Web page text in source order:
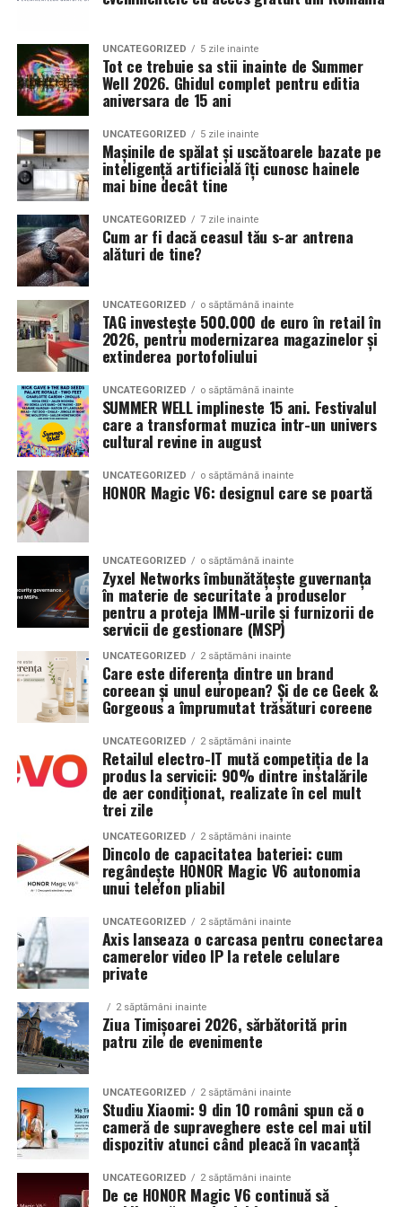
dimensiune compactă;
experiență constantă.
Pentru utilizatorii care caută simplitate, este una dintre
cele mai accesibile opțiuni.
Limitările produsului
În același timp, există și limitări importante:
nu poate fi reîncărcat;
nu poate fi reumplut;
nu permite personalizare;
durată limitată de utilizare;
cost repetitiv în timp.
Este un produs de unică folosință, iar acest lucru trebuie
înțeles clar înainte de utilizare.
Exemple de utilizare
ELF BAR 600 este folosit în general:
pentru utilizare ocazională;
în deplasări;
ca soluție rapidă și fără complicații;
de către utilizatori care nu doresc sisteme
complexe.
Nu este conceput pentru:
utilizare pe termen lung fără pauze;
personalizare sau reglaje;
înlocuirea completă a altor sisteme mai avansate.
Diferențe față de alte dispozitive
Comparativ cu alte dispozitive:
ELF BAR 600:
simplu;
compact;
fără mentenanță;
Alte sisteme:
reîncărcabile;
personalizabile;
mai eficiente pe termen lung.
15 ani sau chiar mai mult, fără a necesita întreținere
înlocuire și întreținere, făcând carafturile metalice să
fie mai eficiente din punct de vedere financiardecât
PAL-ul.
Astfel, atunci când se face o analiză cost-beneficiu pe o
perioadă de 10 ani, metalul iese clar în avantaj, datorită
durabilității și stabilității sale.
Rezistența la sarcini punctuale
(cărți masive de artă sau
enciclopedii)
Un alt criteriu esențial estecapacitatea de susținere a
greutății, în special în cazul cărților grele, albumelor
foto sau enciclopediilor voluminoase. Rafturile din PAL
au limite de rezistență, iar suprasarcina poate provoca
încovoiere sau deformare permanentă. Aceasta se
întâmplă mai ales la rafturile lungi sau subțiri, unde
distanța dintre suporturi accentuează problema.
Rafturi metalice, prin natura materialului, sunt mult
mai rigide și rezistente. Ele pot susține sarcini punctuale
utilizării pe termen lung. Chiar și când sunt încărcate cu
colecții masive, metalul își păstrează forma și
stabilitatea, ceea ce protejează atât cărțile, cât și
structura în sine.
Prin urmare, pentru biblioteci cu cărți grele sau spații de
depozitare care necesită suport pentru obiecte
voluminoase,rafturile metalice sunt soluția sigură, în
timp ce rafturile din PAL pot necesita întăriri sau
limitarea greutății.
Ușurința la mutare – De câte ori
poți dezasambla rafturi
metalice fără să se strice?
Flexibilitatea și posibilitatea de a muta mobilierul sunt
aspecte practice, mai ales în birouri, spații de depozitare
modulare sau locuințe în care mobilierul este
reconfigurat frecvent. Rafturile din PAL sunt sensibile la
dezasamblări repetate; șuruburile se pot slăbi, plăcile se
pot crăpa sau marginile se pot exfolia după câteva
mutări.
Rafturile metalice, în schimb, sunt proiectate pentru
montări și demontări repetate, fără pierderi de
stabilitate sau deformări. Sistemele modulare permit
relocarea rapidă, ajustarea înălțimii polițelor și
adăugarea de elemente suplimentare, păstrând
integritatea structurii. Această caracteristică face
UNCATEGORIZED 5 zile inainte
Tot ce trebuie sa stii inainte de Summer
Well 2026. Ghidul complet pentru editia
aniversara de 15 ani
UNCATEGORIZED 5 zile inainte
Mașinile de spălat și uscătoarele bazate pe
inteligență artificială îți cunosc hainele
mai bine decât tine
UNCATEGORIZED 7 zile inainte
Cum ar fi dacă ceasul tău s-ar antrena
alături de tine?
UNCATEGORIZED o săptămână inainte
TAG investește 500.000 de euro în retail în
2026, pentru modernizarea magazinelor și
extinderea portofoliului
UNCATEGORIZED o săptămână inainte
SUMMER WELL implineste 15 ani. Festivalul
care a transformat muzica intr-un univers
cultural revine in august
UNCATEGORIZED o săptămână inainte
HONOR Magic V6: designul care se poartă
UNCATEGORIZED o săptămână inainte
Zyxel Networks îmbunătățește guvernanța
în materie de securitate a produselor
pentru a proteja IMM-urile și furnizorii de
servicii de gestionare (MSP)
UNCATEGORIZED 2 săptămâni inainte
Care este diferența dintre un brand
coreean și unul european? Și de ce Geek &
Gorgeous a împrumutat trăsături coreene
UNCATEGORIZED 2 săptămâni inainte
Retailul electro-IT mută competiția de la
produs la servicii: 90% dintre instalările
de aer condiționat, realizate în cel mult
trei zile
UNCATEGORIZED 2 săptămâni inainte
Dincolo de capacitatea bateriei: cum
regândește HONOR Magic V6 autonomia
unui telefon pliabil
UNCATEGORIZED 2 săptămâni inainte
Axis lanseaza o carcasa pentru conectarea
camerelor video IP la retele celulare
private
2 săptămâni inainte
Ziua Timișoarei 2026, sărbătorită prin
patru zile de evenimente
UNCATEGORIZED 2 săptămâni inainte
Studiu Xiaomi: 9 din 10 români spun că o
cameră de supraveghere este cel mai util
dispozitiv atunci când pleacă în vacanță
UNCATEGORIZED 2 săptămâni inainte
De ce HONOR Magic V6 continuă să